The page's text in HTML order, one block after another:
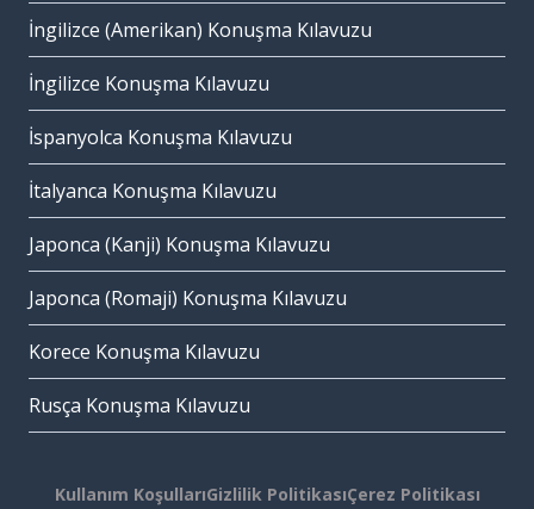
İngilizce (Amerikan) Konuşma Kılavuzu
İngilizce Konuşma Kılavuzu
İspanyolca Konuşma Kılavuzu
İtalyanca Konuşma Kılavuzu
Japonca (Kanji) Konuşma Kılavuzu
Japonca (Romaji) Konuşma Kılavuzu
Korece Konuşma Kılavuzu
Rusça Konuşma Kılavuzu
Kullanım KoşullarıGizlilik PolitikasıÇerez Politikası